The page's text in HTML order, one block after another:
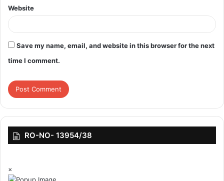
Website
Save my name, email, and website in this browser for the next
time I comment.
RO-NO- 13954/38
×